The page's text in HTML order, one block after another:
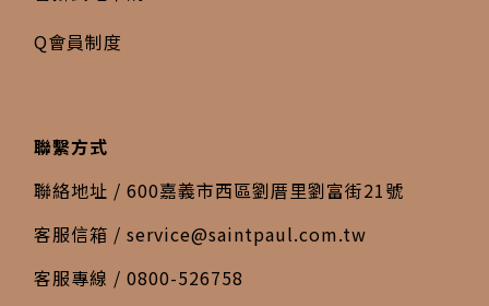
Q會員制度
聯繫方式
聯絡地址 / 600嘉義市西區劉厝里劉富街21號
客服信箱 / service@saintpaul.com.tw
客服專線 / 0800-526758